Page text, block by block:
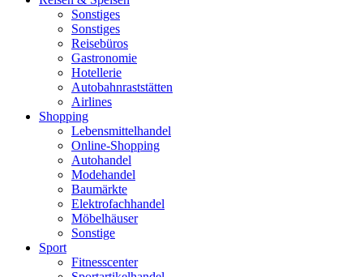
Sonstiges
Sonstiges
Reisebüros
Gastronomie
Hotellerie
Autobahnraststätten
Airlines
Shopping
Lebensmittelhandel
Online-Shopping
Autohandel
Modehandel
Baumärkte
Elektrofachhandel
Möbelhäuser
Sonstige
Sport
Fitnesscenter